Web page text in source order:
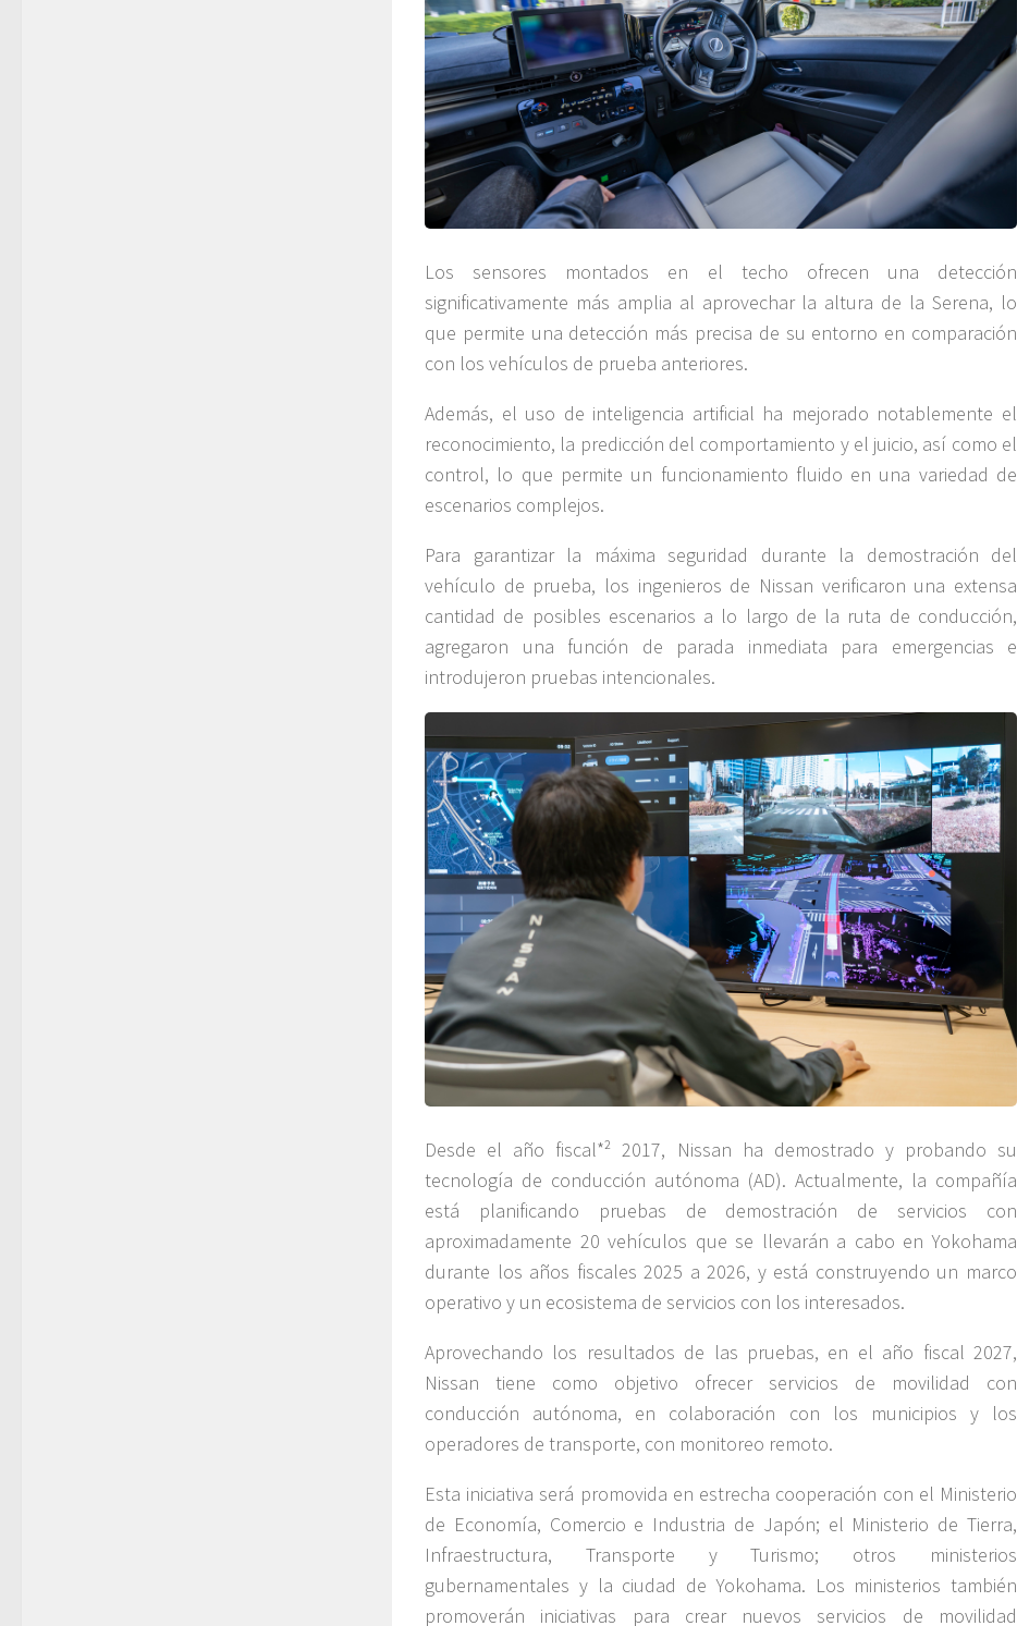
Los sensores montados en el techo ofrecen una detección
significativamente más amplia al aprovechar la altura de la Serena, lo
que permite una detección más precisa de su entorno en comparación
con los vehículos de prueba anteriores.
Además, el uso de inteligencia artificial ha mejorado notablemente el
reconocimiento, la predicción del comportamiento y el juicio, así como el
control, lo que permite un funcionamiento fluido en una variedad de
escenarios complejos.
Para garantizar la máxima seguridad durante la demostración del
vehículo de prueba, los ingenieros de Nissan verificaron una extensa
cantidad de posibles escenarios a lo largo de la ruta de conducción,
agregaron una función de parada inmediata para emergencias e
introdujeron pruebas intencionales.
Desde el año fiscal*² 2017, Nissan ha demostrado y probando su
tecnología de conducción autónoma (AD). Actualmente, la compañía
está planificando pruebas de demostración de servicios con
aproximadamente 20 vehículos que se llevarán a cabo en Yokohama
durante los años fiscales 2025 a 2026, y está construyendo un marco
operativo y un ecosistema de servicios con los interesados.
Aprovechando los resultados de las pruebas, en el año fiscal 2027,
Nissan tiene como objetivo ofrecer servicios de movilidad con
conducción autónoma, en colaboración con los municipios y los
operadores de transporte, con monitoreo remoto.
Esta iniciativa será promovida en estrecha cooperación con el Ministerio
de Economía, Comercio e Industria de Japón; el Ministerio de Tierra,
Infraestructura, Transporte y Turismo; otros ministerios
gubernamentales y la ciudad de Yokohama. Los ministerios también
promoverán iniciativas para crear nuevos servicios de movilidad